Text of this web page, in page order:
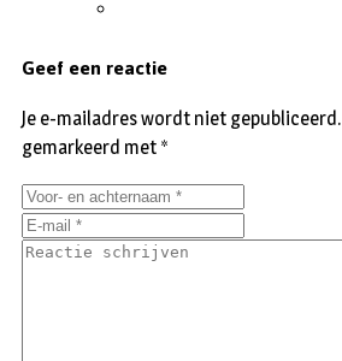
Geef een reactie
Je e-mailadres wordt niet gepubliceerd.
gemarkeerd met *